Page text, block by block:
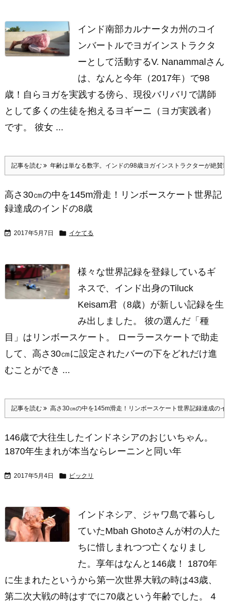
インド南部カルナータカ州のコイ
ンバートルでヨガインストラクタ
ーとして活動するV. Nanammalさん
は、なんと今年（2017年）で98
歳！自らヨガを実践する傍ら、現役バリバリで講師
として多くの生徒を抱えるヨギーニ（ヨガ実践者）
です。 彼女 ...
記事を読む 年齢は単なる数字。インドの98歳ヨガインストラクターが絶賛
高さ30㎝の中を145m滑走！リンボースケート世界記
録達成のインドの8歳
 2017年5月7日  イケてる
様々な世界記録を登録しているギ
ネスで、インド出身のTiluck
Keisam君（8歳）が新しい記録を生
み出しました。 彼の選んだ「種
目」はリンボースケート。 ローラースケートで助走
して、高さ30㎝に設定されたバーの下をどれだけ進
むことができ ...
記事を読む 高さ30㎝の中を145m滑走！リンボースケート世界記録達成のイ
146歳で大往生したインドネシアのおじいちゃん。
1870年生まれが本当ならレーニンと同い年
 2017年5月4日  ビックリ
インドネシア、ジャワ島で暮らし
ていたMbah Ghotoさんが村の人た
ちに惜しまれつつ亡くなりまし
た。享年はなんと146歳！ 1870年
に生まれたというから第一次世界大戦の時は43歳、
第二次大戦の時はすでに70歳という年齢でした。 4